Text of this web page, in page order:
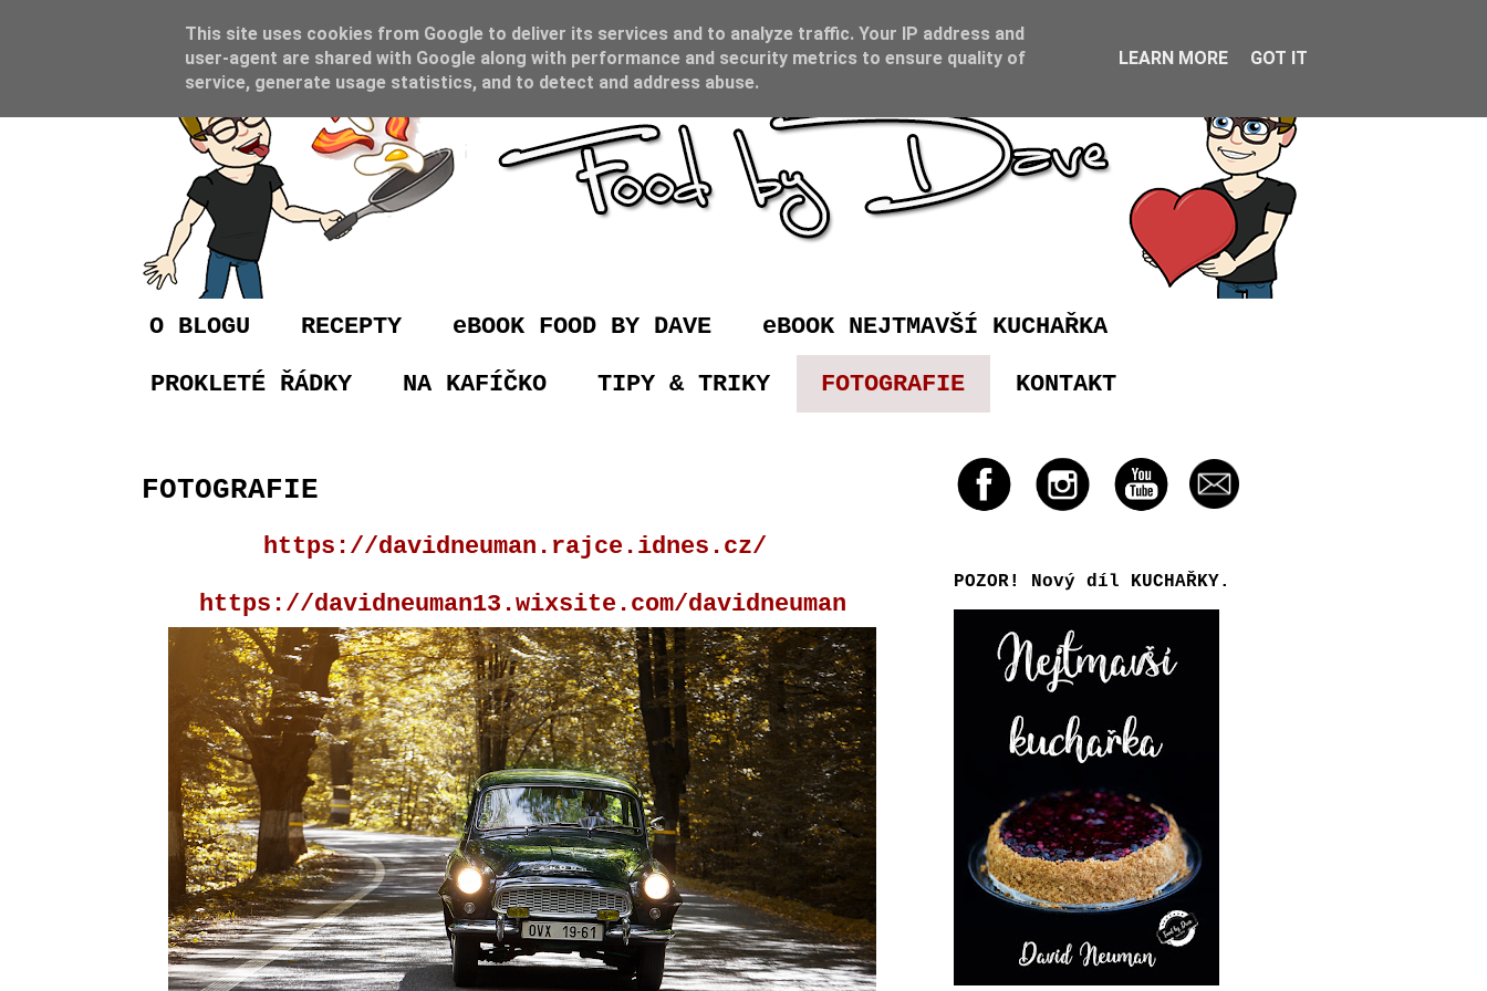
O BLOGU RECEPTY eBOOK FOOD BY DAVE eBOOK NEJTMAVŠÍ KUCHAŘKA
PROKLETÉ ŘÁDKY NA KAFÍČKO TIPY & TRIKY FOTOGRAFIE KONTAKT
FOTOGRAFIE
https://davidneuman.rajce.idnes.cz/
https://davidneuman13.wixsite.com/davidneuman
POZOR! Nový díl KUCHAŘKY.
This site uses cookies from Google to deliver its services and to analyze traffic. Your IP address and
user-agent are shared with Google along with performance and security metrics to ensure quality of
service, generate usage statistics, and to detect and address abuse.
LEARN MORE GOT IT